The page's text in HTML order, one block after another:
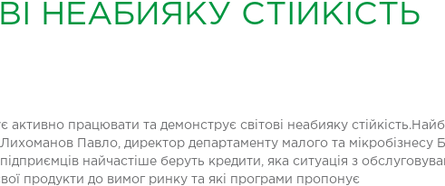
НЕАБИЯКУ СТІЙКІСТЬ
працювати та демонструє світові неабияку
Лихоманов Павло, директор департаменту малого та мікробізнесу
найчастіше беруть кредити, яка ситуація з
продукти до вимог ринку та які програми пропонує